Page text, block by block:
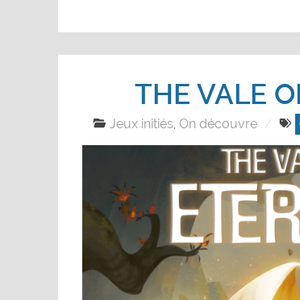
THE VALE
Jeux initiés On découvre